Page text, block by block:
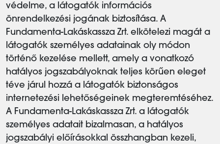
védelme, a látogatók információs
önrendelkezési jogának biztosítása. A
Fundamenta-Lakáskassza Zrt. elkötelezi magát a
látogatók személyes adatainak oly módon
történő kezelése mellett, amely a vonatkozó
hatályos jogszabályoknak teljes körűen eleget
téve járul hozzá a látogatók biztonságos
internetezési lehetőségeinek megteremtéséhez.
A Fundamenta-Lakáskassza Zrt. a látogatók
személyes adatait bizalmasan, a hatályos
jogszabályi előírásokkal összhangban kezeli,